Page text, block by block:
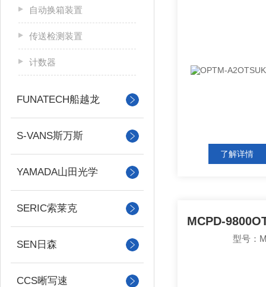
自动换箱装置
传送检测装置
计数器
FUNATECH船越龙
S-VANS斯万斯
YAMADA山田光学
SERIC索莱克
SEN日森
CCS晰写速
了解详情
型号：